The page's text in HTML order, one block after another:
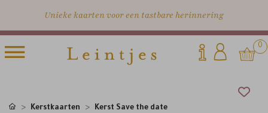
Unieke kaarten voor een tastbare herinnering
0
Kerstkaarten Kerst Save the date